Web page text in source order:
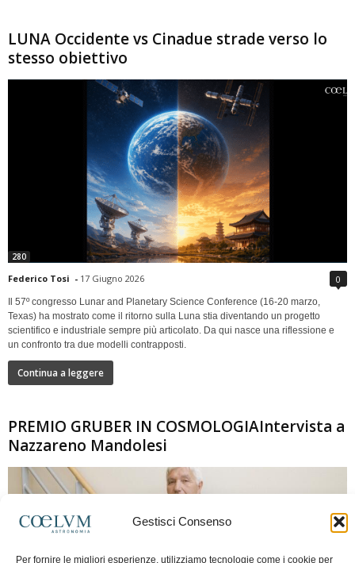
Gestisci Consenso
Per fornire le migliori esperienze, utilizziamo tecnologie come i cookie per
LUNA Occidente vs Cinadue strade verso lo
stesso obiettivo
280
Federico Tosi - 17 Giugno 2026 0
Il 57º congresso Lunar and Planetary Science Conference (16-20 marzo,
Texas) ha mostrato come il ritorno sulla Luna stia diventando un progetto
scientifico e industriale sempre più articolato. Da qui nasce una riflessione e
un confronto tra due modelli contrapposti.
Continua a leggere
PREMIO GRUBER IN COSMOLOGIAIntervista a
Nazzareno Mandolesi